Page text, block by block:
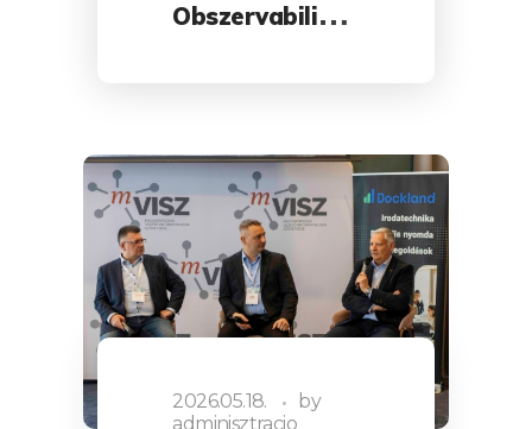
Obszervabilis
2026.05.18.
by
adminisztracio